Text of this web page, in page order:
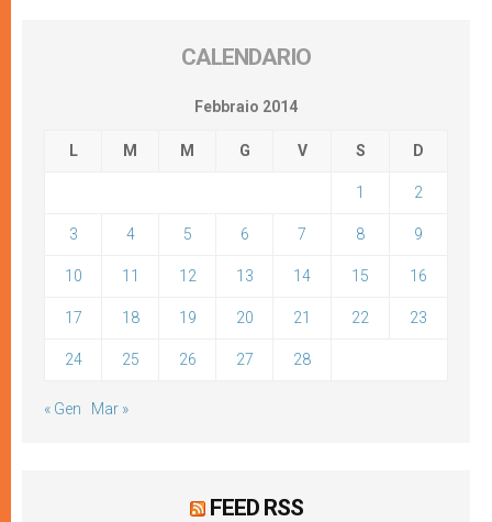
CALENDARIO
Febbraio 2014
L M M G V S D
1 2
3 4 5 6 7 8 9
10 11 12 13 14 15 16
17 18 19 20 21 22 23
24 25 26 27 28
« Gen Mar »
FEED RSS